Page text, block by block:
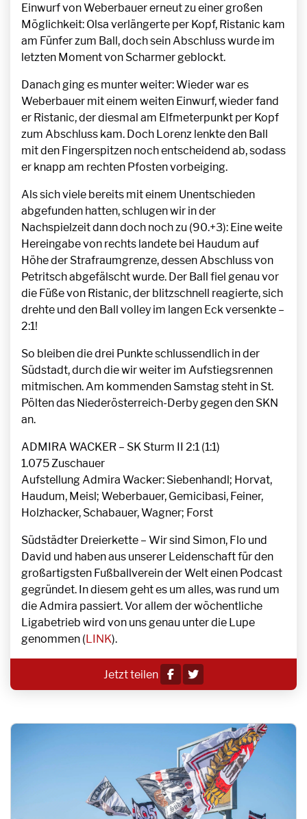
Einwurf von Weberbauer erneut zu einer großen
Möglichkeit: Olsa verlängerte per Kopf, Ristanic kam
am Fünfer zum Ball, doch sein Abschluss wurde im
letzten Moment von Scharmer geblockt.
Danach ging es munter weiter: Wieder war es
Weberbauer mit einem weiten Einwurf, wieder fand
er Ristanic, der diesmal am Elfmeterpunkt per Kopf
zum Abschluss kam. Doch Lorenz lenkte den Ball
mit den Fingerspitzen noch entscheidend ab, sodass
er knapp am rechten Pfosten vorbeiging.
Als sich viele bereits mit einem Unentschieden
abgefunden hatten, schlugen wir in der
Nachspielzeit dann doch noch zu (90.+3): Eine weite
Hereingabe von rechts landete bei Haudum auf
Höhe der Strafraumgrenze, dessen Abschluss von
Petritsch abgefälscht wurde. Der Ball fiel genau vor
die Füße von Ristanic, der blitzschnell reagierte, sich
drehte und den Ball volley im langen Eck versenkte –
2:1!
So bleiben die drei Punkte schlussendlich in der
Südstadt, durch die wir weiter im Aufstiegsrennen
mitmischen. Am kommenden Samstag steht in St.
Pölten das Niederösterreich-Derby gegen den SKN
an.
ADMIRA WACKER – SK Sturm II 2:1 (1:1)
1.075 Zuschauer
Aufstellung Admira Wacker: Siebenhandl; Horvat,
Haudum, Meisl; Weberbauer, Gemicibasi, Feiner,
Holzhacker, Schabauer, Wagner; Forst
Südstädter Dreierkette – Wir sind Simon, Flo und
David und haben aus unserer Leidenschaft für den
großartigsten Fußballverein der Welt einen Podcast
gegründet. In diesem geht es um alles, was rund um
die Admira passiert. Vor allem der wöchentliche
Ligabetrieb wird von uns genau unter die Lupe
genommen (LINK).
Jetzt teilen